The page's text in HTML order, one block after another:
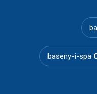
baseny-i-spa